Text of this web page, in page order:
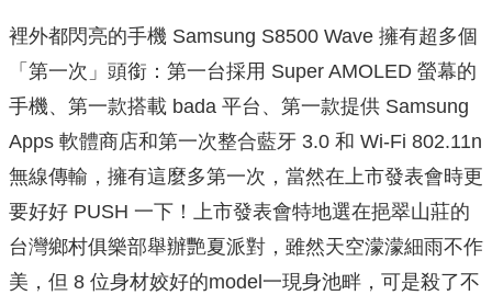
裡外都閃亮的手機 Samsung S8500 Wave 擁有超多個
「第一次」頭銜：第一台採用 Super AMOLED 螢幕的
手機、第一款搭載 bada 平台、第一款提供 Samsung
Apps 軟體商店和第一次整合藍牙 3.0 和 Wi-Fi 802.11n
無線傳輸，擁有這麼多第一次，當然在上市發表會時更
要好好 PUSH 一下！上市發表會特地選在挹翠山莊的
台灣鄉村俱樂部舉辦艷夏派對，雖然天空濛濛細雨不作
美，但 8 位身材姣好的model一現身池畔，可是殺了不